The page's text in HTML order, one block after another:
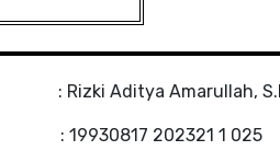
Amarullah,
: 19930817 202321 1 025